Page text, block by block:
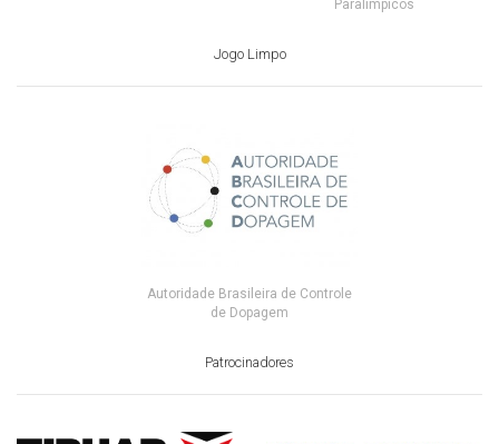
Paralímpicos
Jogo Limpo
Autoridade Brasileira de Controle
de Dopagem
Patrocinadores